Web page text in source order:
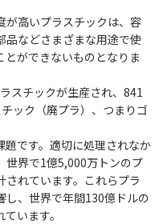
が高いプラスチックは、容
品などさまざまな用途で使
ができないものとなりま
スチックが生産され、841
ック（廃プラ）、つまりゴ
です。適切に処理されなか
世界で1億5,000万トンのプ
れています。これらプラ
し、世界で年間130億ドルの
います。